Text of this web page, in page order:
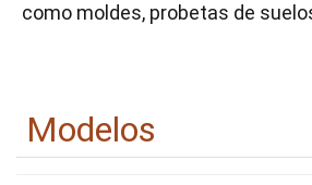
como moldes, probetas de
Modelos